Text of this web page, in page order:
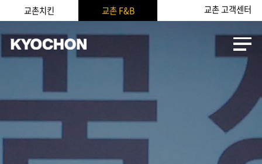
교촌치킨 교촌 F&B 교촌 고객센터